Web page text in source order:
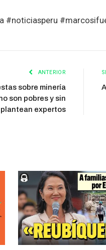
#noticiasperu
ANTERIOR
sobre minería
son pobres y sin
expertos